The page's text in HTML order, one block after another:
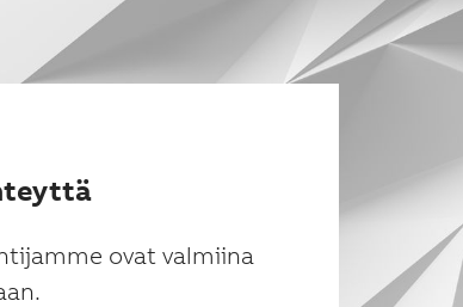
ovat valmiina